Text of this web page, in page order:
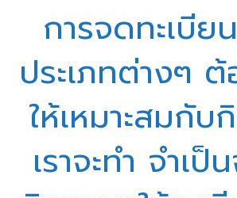
การจดทะเบีย
ประเภทต่างๆ
ให้เหมาะสมกับ
เราจะทำ จำเป็